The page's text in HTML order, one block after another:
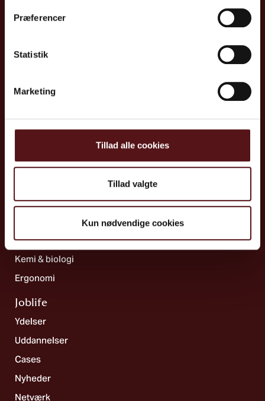
Præferencer
Statistik
Marketing
Tillad alle cookies
Tillad valgte
Kun nødvendige cookies
2800 Lyngby
Mosevej 5B
Aalborg​
9200 Aalborg
Cortex Park Vest 4 og
Psykisk arbejdsmiljø & ledelse
Ulykkesforebyggelse
Indeklima & teknik
Systematik & strategi
Kemi & biologi
Ergonomi
Joblife​
Ydelser
Uddannelser
Cases
Nyheder
Netværk